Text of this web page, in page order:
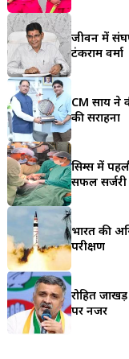
जीवन में
टंकराम वर्मा
CM साय ने
की सराहना
सिम्स में
सफल सर्जरी
भारत की
परीक्षण
रोहित
पर नजर